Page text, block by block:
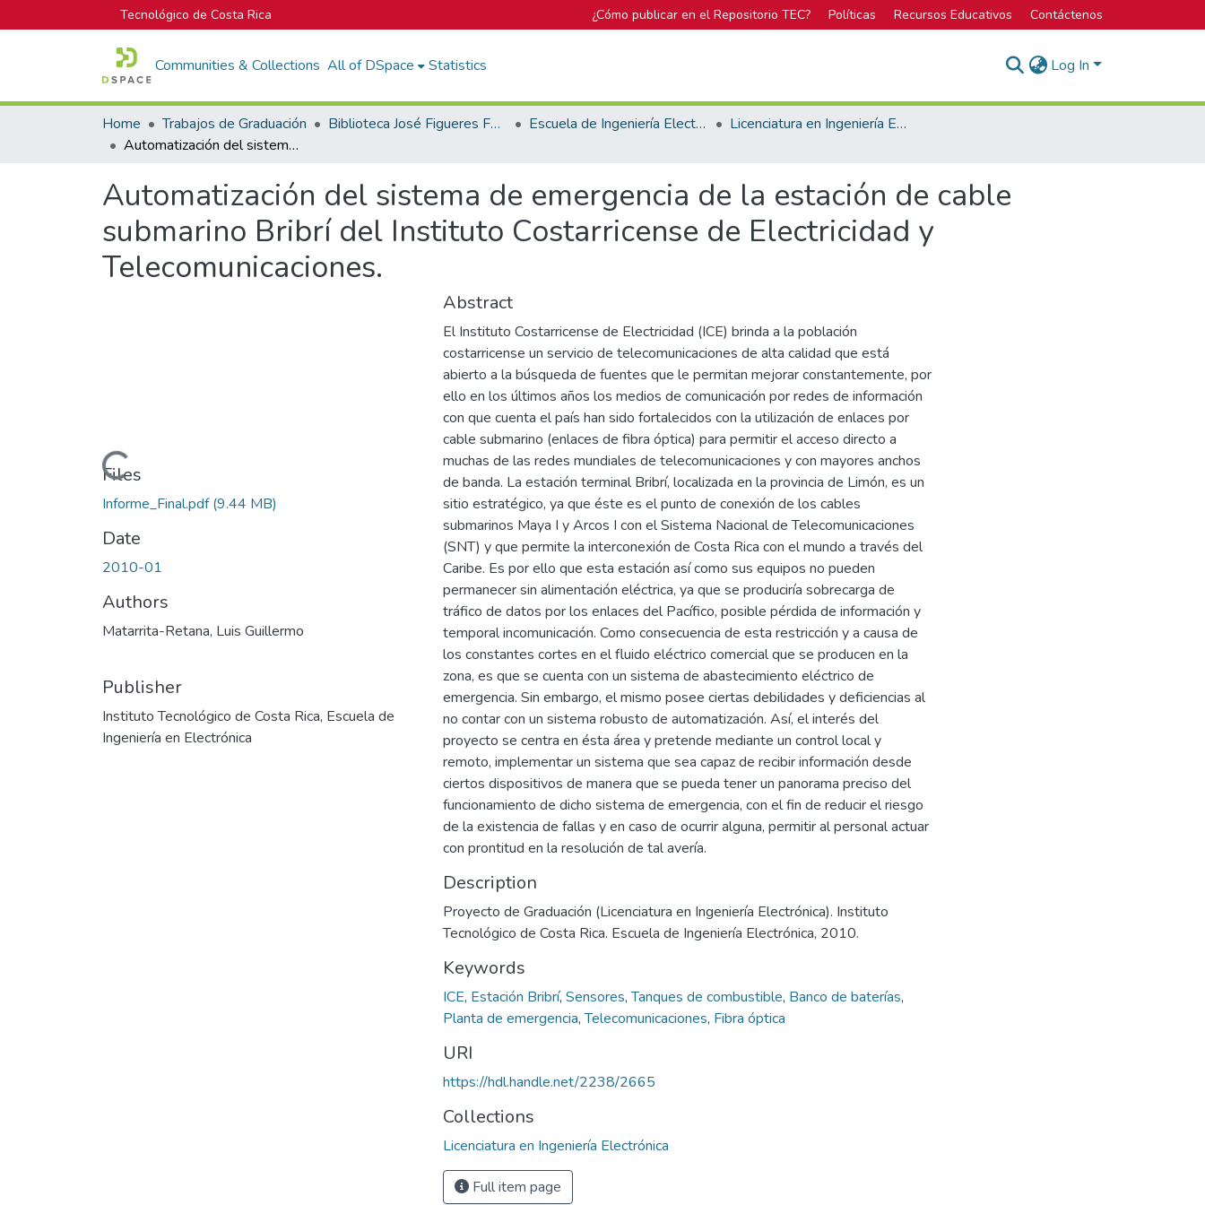
Tecnológico de Costa Rica ¿Cómo publicar en el Repositorio TEC? Políticas Recursos Educativos Contáctenos
Communities & Collections All of DSpace Statistics Log In
Home Trabajos de Graduación Biblioteca José Figueres Ferrer Escuela de Ingeniería Electrónica
Licenciatura en Ingeniería Electrónica
Automatización del sistema de emergencia de la estación de cable submarino Bribrí del Instituto Costarricense de Electricidad y Telecomunicaciones.
Automatización del sistema de emergencia de la estación de cable
submarino Bribrí del Instituto Costarricense de Electricidad y
Telecomunicaciones.
Loading...
Files
Informe_Final.pdf(9.44 MB)
Date
2010-01
Authors
Matarrita-Retana, Luis Guillermo
Publisher
Instituto Tecnológico de Costa Rica, Escuela de
Ingeniería en Electrónica
Abstract
El Instituto Costarricense de Electricidad (ICE) brinda a la población
costarricense un servicio de telecomunicaciones de alta calidad que está
abierto a la búsqueda de fuentes que le permitan mejorar constantemente, por
ello en los últimos años los medios de comunicación por redes de información
con que cuenta el país han sido fortalecidos con la utilización de enlaces por
cable submarino (enlaces de fibra óptica) para permitir el acceso directo a
muchas de las redes mundiales de telecomunicaciones y con mayores anchos
de banda. La estación terminal Bribrí, localizada en la provincia de Limón, es un
sitio estratégico, ya que éste es el punto de conexión de los cables
submarinos Maya I y Arcos I con el Sistema Nacional de Telecomunicaciones
(SNT) y que permite la interconexión de Costa Rica con el mundo a través del
Caribe. Es por ello que esta estación así como sus equipos no pueden
permanecer sin alimentación eléctrica, ya que se produciría sobrecarga de
tráfico de datos por los enlaces del Pacífico, posible pérdida de información y
temporal incomunicación. Como consecuencia de esta restricción y a causa de
los constantes cortes en el fluido eléctrico comercial que se producen en la
zona, es que se cuenta con un sistema de abastecimiento eléctrico de
emergencia. Sin embargo, el mismo posee ciertas debilidades y deficiencias al
no contar con un sistema robusto de automatización. Así, el interés del
proyecto se centra en ésta área y pretende mediante un control local y
remoto, implementar un sistema que sea capaz de recibir información desde
ciertos dispositivos de manera que se pueda tener un panorama preciso del
funcionamiento de dicho sistema de emergencia, con el fin de reducir el riesgo
de la existencia de fallas y en caso de ocurrir alguna, permitir al personal actuar
con prontitud en la resolución de tal avería.
Description
Proyecto de Graduación (Licenciatura en Ingeniería Electrónica). Instituto
Tecnológico de Costa Rica. Escuela de Ingeniería Electrónica, 2010.
Keywords
ICE, Estación Bribrí, Sensores,Tanques de combustible, Banco de baterías,
Planta de emergencia,Telecomunicaciones, Fibra óptica
URI
https://hdl.handle.net/2238/2665
Collections
Licenciatura en Ingeniería Electrónica
Full item page